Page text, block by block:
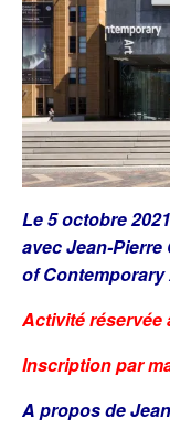
Le 5 octobre
avec Jean-
of Contemporary
Activité réservée
Inscription par
A propos de